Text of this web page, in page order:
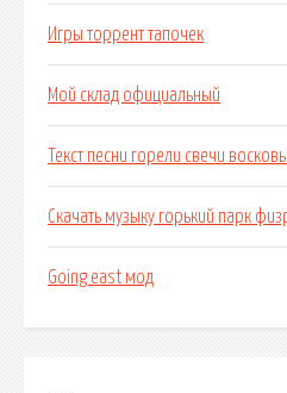
Игры торрент тапочек
Мой склад официальный
Текст песни горели свечи
Скачать музыку горький парк
Going east мод